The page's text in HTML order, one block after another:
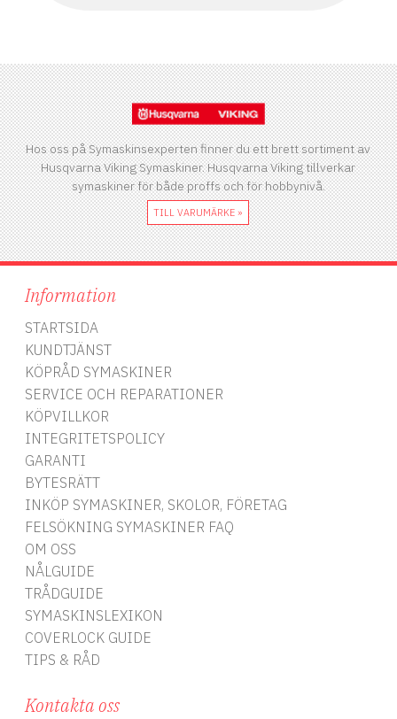
Hos oss på Symaskinsexperten finner du ett brett sortiment av
Husqvarna Viking Symaskiner. Husqvarna Viking tillverkar
symaskiner för både proffs och för hobbynivå.
TILL VARUMÄRKE »
Information
STARTSIDA
KUNDTJÄNST
KÖPRÅD SYMASKINER
SERVICE OCH REPARATIONER
KÖPVILLKOR
INTEGRITETSPOLICY
GARANTI
BYTESRÄTT
INKÖP SYMASKINER, SKOLOR, FÖRETAG
FELSÖKNING SYMASKINER FAQ
OM OSS
NÅLGUIDE
TRÅDGUIDE
SYMASKINSLEXIKON
COVERLOCK GUIDE
TIPS & RÅD
Kontakta oss